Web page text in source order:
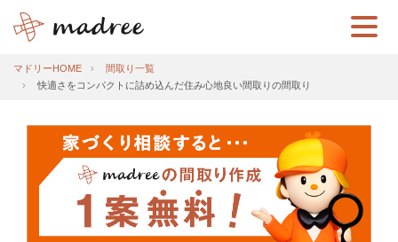
マドリーHOME
間取り一覧
快適さをコンパクトに詰め込んだ住み心地良い間取りの間取り